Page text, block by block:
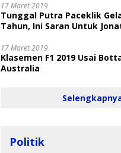
17 Maret 2019
Tunggal Putra Paceklik
Tahun, Ini Saran Untuk
17 Maret 2019
Klasemen F1 2019 Usai
Australia
Politik